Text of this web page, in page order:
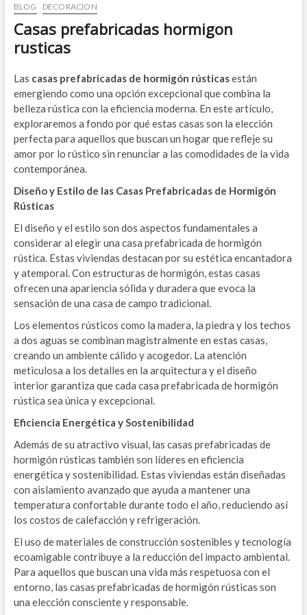
BLOG DECORACION
Casas prefabricadas hormigon
rusticas
Las casas prefabricadas de hormigón rústicasestán
emergiendo como una opción excepcional que combina la
belleza rústica con la eficiencia moderna. En este artículo,
exploraremos a fondo por qué estas casas son la elección
perfecta para aquellos que buscan un hogar que refleje su
amor por lo rústico sin renunciar a las comodidades de la vida
contemporánea.
Diseño y Estilo de las Casas Prefabricadas de Hormigón
Rústicas
El diseño y el estilo son dos aspectos fundamentales a
considerar al elegir una casa prefabricada de hormigón
rústica. Estas viviendas destacan por su estética encantadora
y atemporal. Con estructuras de hormigón, estas casas
ofrecen una apariencia sólida y duradera que evoca la
sensación de una casa de campo tradicional.
Los elementos rústicos como la madera, la piedra y los techos
a dos aguas se combinan magistralmente en estas casas,
creando un ambiente cálido y acogedor. La atención
meticulosa a los detalles en la arquitectura y el diseño
interior garantiza que cada casa prefabricada de hormigón
rústica sea única y excepcional.
Eficiencia Energética y Sostenibilidad
Además de su atractivo visual, las casas prefabricadas de
hormigón rústicas también son líderes en eficiencia
energética y sostenibilidad. Estas viviendas están diseñadas
con aislamiento avanzado que ayuda a mantener una
temperatura confortable durante todo el año, reduciendo así
los costos de calefacción y refrigeración.
El uso de materiales de construcción sostenibles y tecnología
ecoamigable contribuye a la reducción del impacto ambiental.
Para aquellos que buscan una vida más respetuosa con el
entorno, las casas prefabricadas de hormigón rústicas son
una elección consciente y responsable.